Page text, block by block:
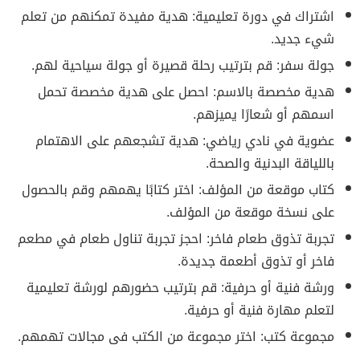
اشتراك في دورة تعليمية: هدية مفيدة تمكنهم من تعلم
شيء جديد.
جولة سفر: قم بترتيب رحلة قصيرة أو جولة سياحية لهم.
هدية مخصصة بالاسم: احصل على هدية مخصصة تحمل
اسمهم أو شعارًا يميزهم.
عضوية في نادي رياضي: هدية تشجعهم على الاهتمام
باللياقة البدنية والصحة.
كتاب موقعة من المؤلف: اختر كتابًا يهمهم وقم بالحصول
على نسخة موقعة من المؤلف.
تجربة تذوق طعام فاخر: احجز تجربة تناول طعام في مطعم
فاخر أو تذوق أطعمة جديدة.
ورشة فنية أو حرفية: قم بترتيب حضورهم لورشة تعليمية
لتعلم مهارة فنية أو حرفية.
مجموعة كتب: اختر مجموعة من الكتب في مجالات تهمهم.